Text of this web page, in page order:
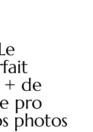
+ de
pro
photos